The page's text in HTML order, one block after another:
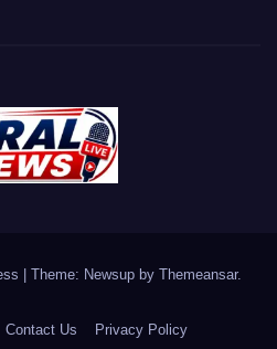
Theme: Newsup by Themeansar.
Contact Us Privacy Policy